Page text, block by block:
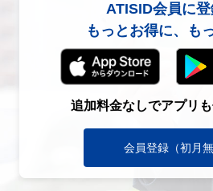
ATISID会員に
もっとお得に、も
追加料金なしでアプリも
会員登録（初月無